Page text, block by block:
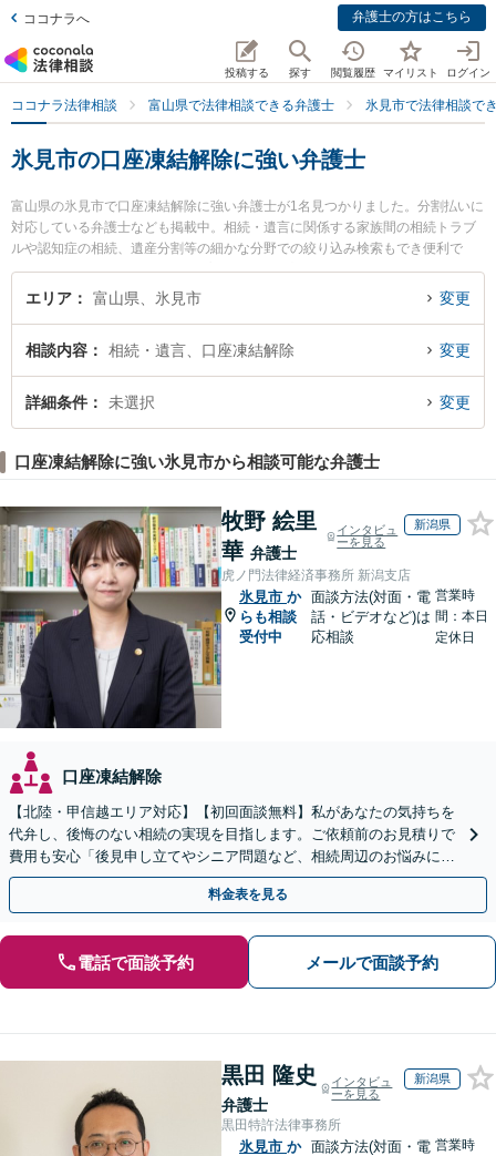
ココナラへ 弁護士の方はこちら
投稿する 探す 閲覧履歴 マイリスト ログイン
ココナラ法律相談 富山県で法律相談できる弁護士 氷見市で法律相談で
氷見市の口座凍結解除に強い弁護士
富山県の氷見市で口座凍結解除に強い弁護士が1名見つかりました。分割払いに
対応している弁護士なども掲載中。相続・遺言に関係する家族間の相続トラブ
ルや認知症の相続、遺産分割等の細かな分野での絞り込み検索もでき便利で
す。特に氷見法律事務所の白木 謙一弁護士のプロフィール情報や弁護士費用、
強みなどが注目されています。『氷見市で土日や夜間に発生した口座凍結解除
相談できる氷見市内の弁護士に相談予約したい』などでお困りの相談者さんに
おすすめです。
エリア 富山県、氷見市 変更
相談内容 相続・遺言、口座凍結解除 変更
詳細条件 未選択 変更
口座凍結解除に強い氷見市から相談可能な弁護士
牧野 絵里
華 弁護士
インタビュ
ーを見る
新潟県
虎ノ門法律経済事務所 新潟支店
氷見市 か
らも相談
受付中
面談方法(対面・電
話・ビデオなど)は
応相談
営業時
間：本日
定休日
口座凍結解除
【北陸・甲信越エリア対応】【初回面談無料】私があなたの気持ちを
代弁し、後悔のない相続の実現を目指します。ご依頼前のお見積りで
費用も安心「後見申し立てやシニア問題など、相続周辺のお悩みにも
対処可能」【WEB面談対応】
料金表を見る
電話で面談予約 メールで面談予約
黒田 隆史
弁護士
インタビュ
ーを見る
新潟県
黒田特許法律事務所
氷見市 か 面談方法(対面・電 営業時